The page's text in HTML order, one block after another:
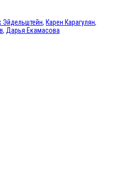
Эйдельштейн, Карен Карагулян,
, Дарья Екамасова